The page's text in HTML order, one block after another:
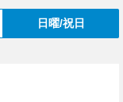
日曜/祝日